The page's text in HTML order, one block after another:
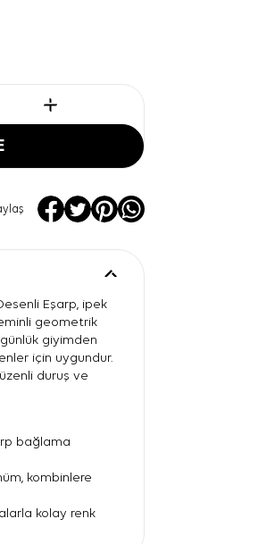
Eşarp, ipek
geometrik
giyimden
için uygundur.
duruş ve
bağlama
kombinlere
kolay renk